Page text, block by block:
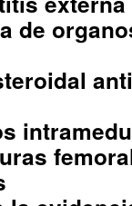
de